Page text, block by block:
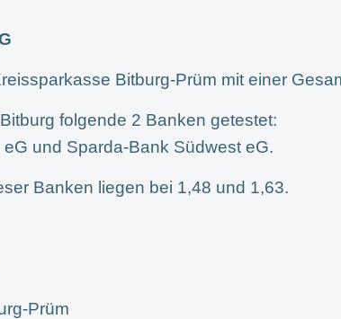
Bitburg-Prüm mit einer
folgende 2 Banken getestet:
und Sparda-Bank Südwest eG.
Banken liegen bei 1,48 und 1,63.
Prüm